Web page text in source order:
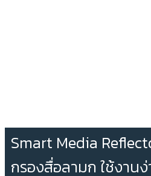
Smart Media
กรองสื่อลามก ใช้งาน